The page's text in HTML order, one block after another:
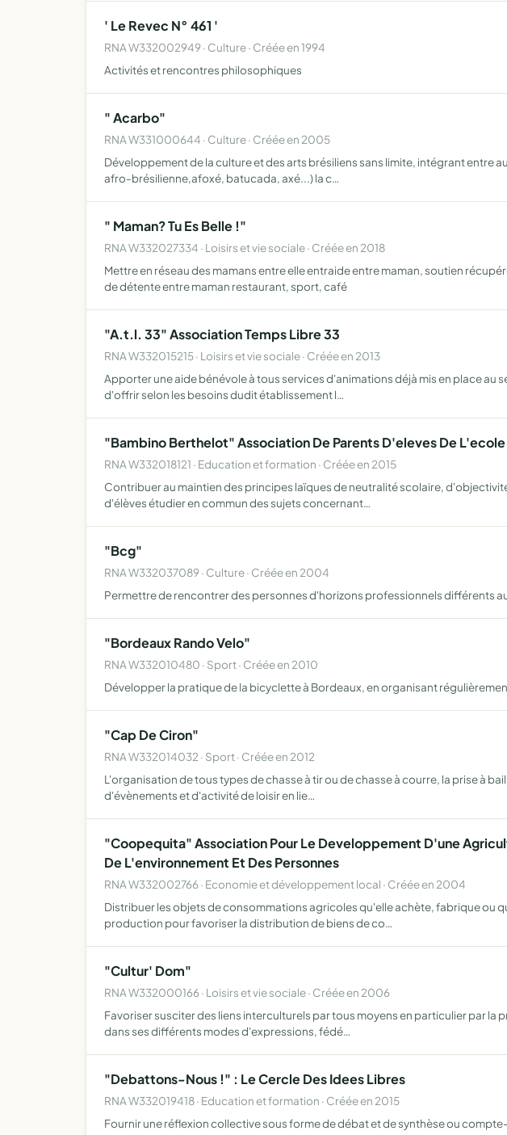
' Le Revec N° 461 '
RNA W332002949 · Culture · Créée en 1994
Activités et rencontres philosophiques
" Acarbo"
RNA W331000644 · Culture · Créée en 2005
Développement de la culture et des arts brésiliens sans limite, intégrant entre
afro-brésilienne,afoxé, batucada, axé...) la c…
" Maman? Tu Es Belle !"
RNA W332027334 · Loisirs et vie sociale · Créée en 2018
Mettre en réseau des mamans entre elle entraide entre maman, soutien
de détente entre maman restaurant, sport, café
"A.t.l. 33" Association Temps Libre 33
RNA W332015215 · Loisirs et vie sociale · Créée en 2013
Apporter une aide bénévole à tous services d'animations déjà mis en place au
d'offrir selon les besoins dudit établissement l…
"Bambino Berthelot" Association De Parents D'eleves De
RNA W332018121 · Education et formation · Créée en 2015
Contribuer au maintien des principes laïques de neutralité scolaire,
d'élèves étudier en commun des sujets concernant…
"Bcg"
RNA W332037089 · Culture · Créée en 2004
Permettre de rencontrer des personnes d'horizons professionnels différents
"Bordeaux Rando Velo"
RNA W332010480 · Sport · Créée en 2010
Développer la pratique de la bicyclette à Bordeaux, en organisant
"Cap De Ciron"
RNA W332014032 · Sport · Créée en 2012
L'organisation de tous types de chasse à tir ou de chasse à courre, la prise à
d'évènements et d'activité de loisir en lie…
"Coopequita" Association Pour Le Developpement D'une
De L'environnement Et Des Personnes
RNA W332002766 · Economie et développement local · Créée en 2004
Distribuer les objets de consommations agricoles qu'elle achète, fabrique ou
production pour favoriser la distribution de biens de co…
"Cultur' Dom"
RNA W332000166 · Loisirs et vie sociale · Créée en 2006
Favoriser susciter des liens interculturels par tous moyens en particulier par
dans ses différents modes d'expressions, fédé…
"Debattons-Nous !" : Le Cercle Des Idees Libres
RNA W332019418 · Education et formation · Créée en 2015
Fournir une réflexion collective sous forme de débat et de synthèse ou